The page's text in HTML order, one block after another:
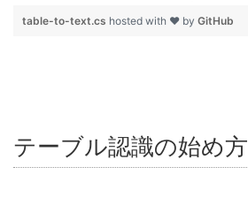
table-to-text.cs hosted with ❤ by GitHub
テーブル認識の始め方